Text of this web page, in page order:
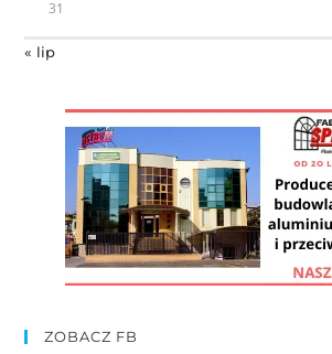
31
« lip
ZOBACZ FB